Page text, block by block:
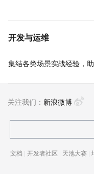
开发与运维
集结各类场景实战经验，
关注我们： 新浪微博
文档 | 开发者社区 | 天池大赛 |